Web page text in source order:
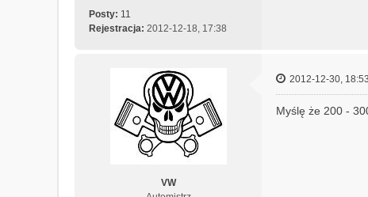
Posty: 11
Rejestracja: 2012-12-18, 17:38
VW
2012-12-30, 18:53
Myślę że 200 -